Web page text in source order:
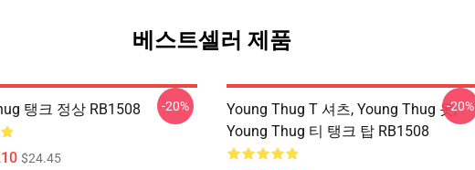
베스트셀러 제품
탱크 정상 RB1508
$24.45
-20%
Young Thug T 셔츠, Young Thug 옷,
Young Thug 티 탱크 탑 RB1508
-20%